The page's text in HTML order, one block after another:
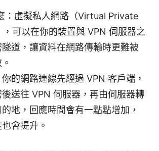
：虛擬私人網路（Virtual Private
可以在你的裝置與 VPN 伺服器之
隧道，讓資料在網路傳輸時更難被
的網路連線先經過 VPN 客戶端，
送往 VPN 伺服器，再由伺服器轉
地，回應時間會有一點點增加，
會提升。